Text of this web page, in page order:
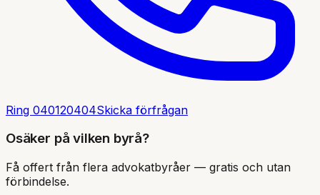
Ring 040120404Skicka förfrågan
Osäker på vilken byrå?
Få offert från flera advokatbyråer — gratis och utan
förbindelse.